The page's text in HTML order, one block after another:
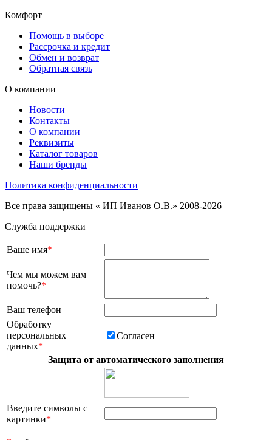
Комфорт
Помощь в выборе
Рассрочка и кредит
Обмен и возврат
Обратная связь
О компании
Новости
Контакты
О компании
Реквизиты
Каталог товаров
Наши бренды
Политика конфиденциальности
Все права защищены « ИП Иванов О.В.» 2008-2026
Служба поддержки
Ваше имя*
Чем мы можем вам
помочь?*
Ваш телефон
Обработку
персональных
данных*
Согласен
Защита от автоматического заполнения
Введите символы с
картинки*